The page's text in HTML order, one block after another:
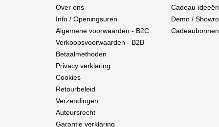
Over ons
Info / Openingsuren
Algemene voorwaarden - B2C
Verkoopsvoorwaarden - B2B
Betaalmethoden
Privacy verklaring
Cookies
Retourbeleid
Verzendingen
Auteursrecht
Garantie verklaring
Cadeau-
Demo /